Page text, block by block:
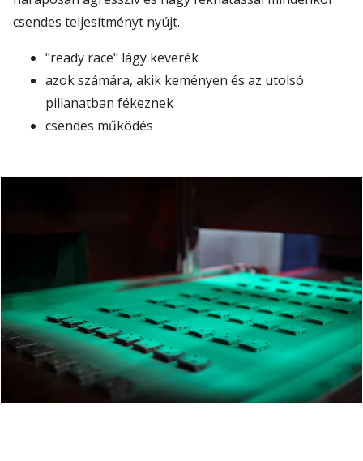
csendes teljesítményt nyújt.
"ready race" lágy keverék
azok számára, akik keményen és az utolsó
pillanatban fékeznek
csendes működés